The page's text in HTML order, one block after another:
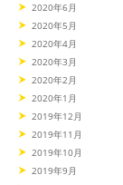
2020年6月
2020年5月
2020年4月
2020年3月
2020年2月
2020年1月
2019年12月
2019年11月
2019年10月
2019年9月